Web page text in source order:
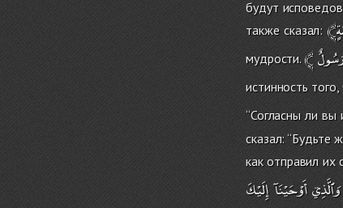
будут
также сказал:
мудрости.﴾
истинность
‘‘Согласны ли
сказал:
как отправил их
وَٱلَّذِيۤأَوْحَيْنَآإِلَيْكَ